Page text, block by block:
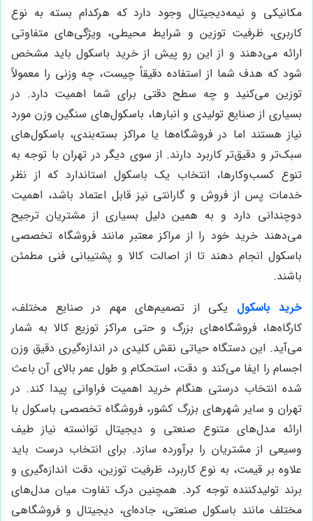
مکانیکی و نیمه‌دیجیتال وجود دارد که هرکدام بسته به نوع
کاربری، ظرفیت توزین و شرایط محیطی، ویژگی‌های متفاوتی
ارائه می‌دهند و از این رو پیش از خرید باسکول باید مشخص
شود که هدف شما از استفاده دقیقاً چیست، چه وزنی را معمولاً
توزین می‌کنید و چه سطح دقتی برای شما اهمیت دارد. در
بسیاری از صنایع تولیدی و انبارها، باسکول‌های سنگین وزن مورد
نیاز هستند اما در فروشگاه‌ها یا مراکز بسته‌بندی، باسکول‌های
سبک‌تر و دقیق‌تر کاربرد دارند. از سوی دیگر در تهران با توجه به
تنوع کسب‌وکارها، انتخاب یک باسکول استاندارد که از نظر
خدمات پس از فروش و گارانتی نیز قابل اعتماد باشد، اهمیت
دوچندانی دارد و به همین دلیل بسیاری از مشتریان ترجیح
می‌دهند خرید خود را از مراکز معتبر مانند فروشگاه تخصصی
باسکول انجام دهند تا از اصالت کالا و پشتیبانی فنی مطمئن
باشند.
خرید باسکول یکی از تصمیم‌های مهم در صنایع مختلف،
کارگاه‌ها، فروشگاه‌های بزرگ و حتی مراکز توزیع کالا به شمار
می‌آید. این دستگاه حیاتی نقش کلیدی در اندازه‌گیری دقیق وزن
اجسام را ایفا می‌کند و دقت، استحکام و طول عمر بالای آن باعث
شده انتخاب درستی هنگام خرید اهمیت فراوانی پیدا کند. در
تهران و سایر شهرهای بزرگ کشور، فروشگاه تخصصی باسکول با
ارائه مدل‌های متنوع صنعتی و دیجیتال توانسته نیاز طیف
وسیعی از مشتریان را برآورده سازد. برای انتخاب درست باید
علاوه بر قیمت، به نوع کاربرد، ظرفیت توزین، دقت اندازه‌گیری و
برند تولیدکننده توجه کرد. همچنین درک تفاوت میان مدل‌های
مختلف مانند باسکول صنعتی، جاده‌ای، دیجیتال و فروشگاهی